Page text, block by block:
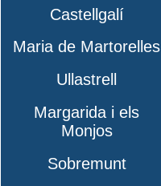
Castellgalí
Maria de Martorelles
Ullastrell
Margarida i els
Monjos
Sobremunt